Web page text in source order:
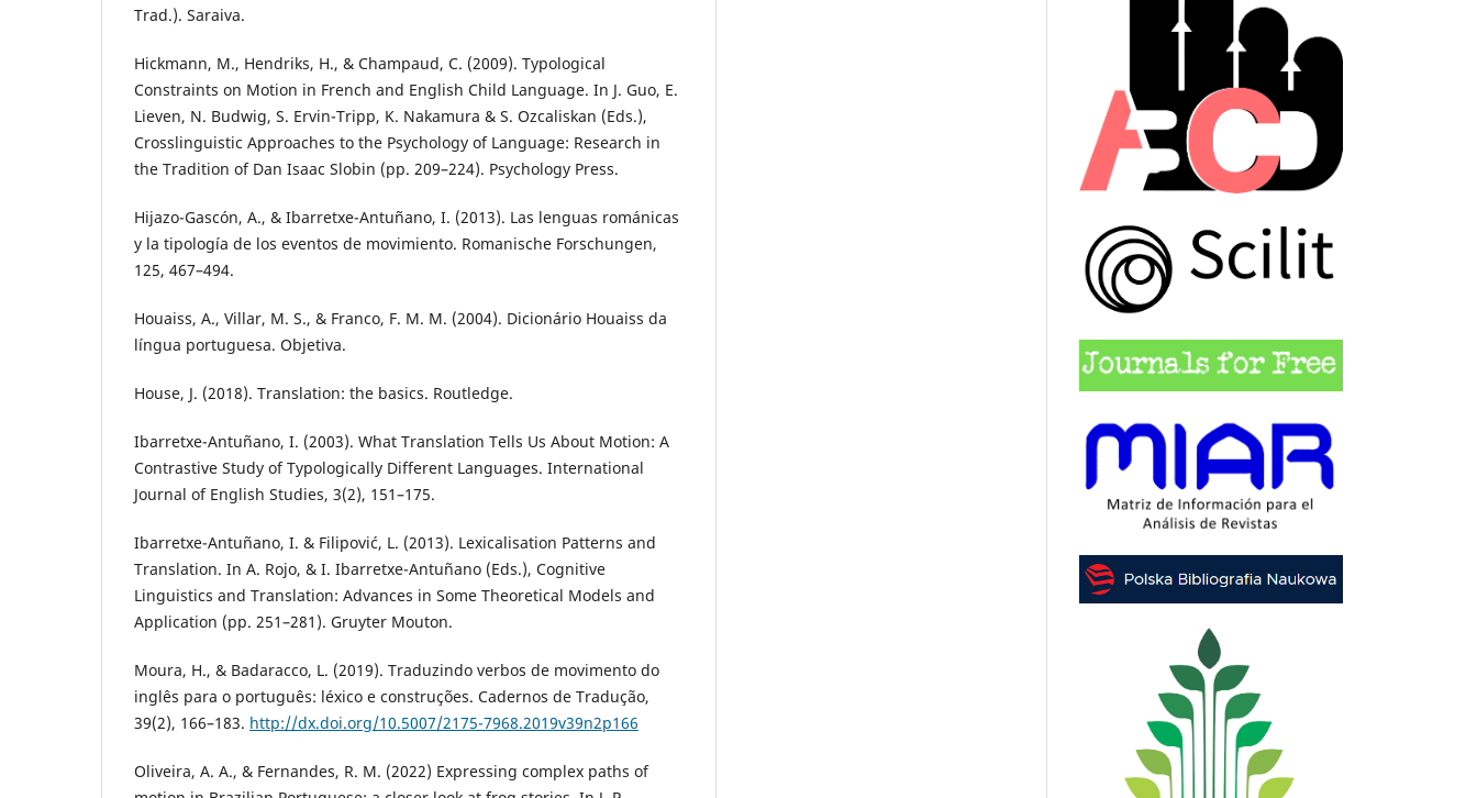
Trad.). Saraiva.
Hickmann, M., Hendriks, H., & Champaud, C. (2009). Typological
Constraints on Motion in French and English Child Language. In J. Guo, E.
Lieven, N. Budwig, S. Ervin-Tripp, K. Nakamura & S. Ozcaliskan (Eds.),
Crosslinguistic Approaches to the Psychology of Language: Research in
the Tradition of Dan Isaac Slobin (pp. 209–224). Psychology Press.
Hijazo-Gascón, A., & Ibarretxe-Antuñano, I. (2013). Las lenguas románicas
y la tipología de los eventos de movimiento. Romanische Forschungen,
125, 467–494.
Houaiss, A., Villar, M. S., & Franco, F. M. M. (2004). Dicionário Houaiss da
língua portuguesa. Objetiva.
House, J. (2018). Translation: the basics. Routledge.
Ibarretxe-Antuñano, I. (2003). What Translation Tells Us About Motion: A
Contrastive Study of Typologically Different Languages. International
Journal of English Studies, 3(2), 151–175.
Ibarretxe-Antuñano, I. & Filipović, L. (2013). Lexicalisation Patterns and
Translation. In A. Rojo, & I. Ibarretxe-Antuñano (Eds.), Cognitive
Linguistics and Translation: Advances in Some Theoretical Models and
Application (pp. 251–281). Gruyter Mouton.
Moura, H., & Badaracco, L. (2019). Traduzindo verbos de movimento do
inglês para o português: léxico e construções. Cadernos de Tradução,
39(2), 166–183. http://dx.doi.org/10.5007/2175-7968.2019v39n2p166
Oliveira, A. A., & Fernandes, R. M. (2022) Expressing complex paths of